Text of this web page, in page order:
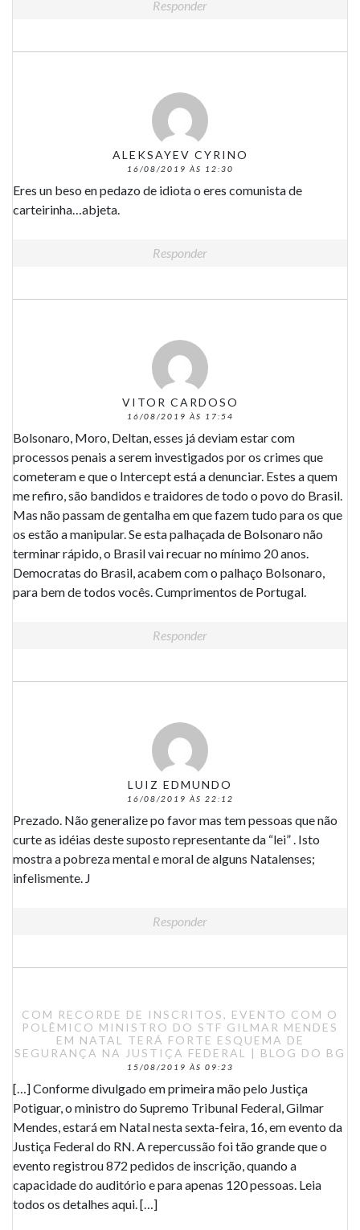
Responder
ALEKSAYEV CYRINO
16/08/2019 ÀS 12:30
Eres un beso en pedazo de idiota o eres comunista de
carteirinha…abjeta.
Responder
VITOR CARDOSO
16/08/2019 ÀS 17:54
Bolsonaro, Moro, Deltan, esses já deviam estar com
processos penais a serem investigados por os crimes que
cometeram e que o Intercept está a denunciar. Estes a quem
me refiro, são bandidos e traidores de todo o povo do Brasil.
Mas não passam de gentalha em que fazem tudo para os que
os estão a manipular. Se esta palhaçada de Bolsonaro não
terminar rápido, o Brasil vai recuar no mínimo 20 anos.
Democratas do Brasil, acabem com o palhaço Bolsonaro,
para bem de todos vocês. Cumprimentos de Portugal.
Responder
LUIZ EDMUNDO
16/08/2019 ÀS 22:12
Prezado. Não generalize po favor mas tem pessoas que não
curte as idéias deste suposto representante da “lei” . Isto
mostra a pobreza mental e moral de alguns Natalenses;
infelismente. J
Responder
COM RECORDE DE INSCRITOS, EVENTO COM O
POLÊMICO MINISTRO DO STF GILMAR MENDES
EM NATAL TERÁ FORTE ESQUEMA DE
SEGURANÇA NA JUSTIÇA FEDERAL | BLOG DO BG
15/08/2019 ÀS 09:23
[…] Conforme divulgado em primeira mão pelo Justiça
Potiguar, o ministro do Supremo Tribunal Federal, Gilmar
Mendes, estará em Natal nesta sexta-feira, 16, em evento da
Justiça Federal do RN. A repercussão foi tão grande que o
evento registrou 872 pedidos de inscrição, quando a
capacidade do auditório e para apenas 120 pessoas. Leia
todos os detalhes aqui. […]